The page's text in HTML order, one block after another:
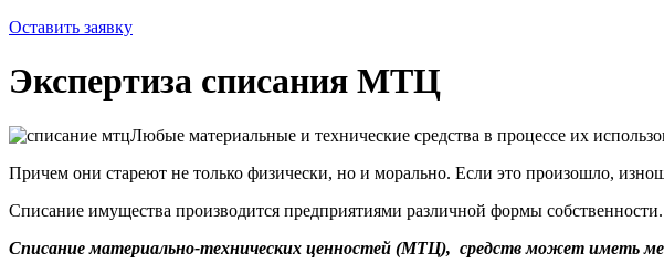
Оставить заявку
Экспертиза списания МТЦ
Любые материальные и технические средства в процессе их
Причем они стареют не только физически, но и морально. Если это произошло,
Списание имущества производится предприятиями различной формы собственности.
Списание материально-технических ценностей (МТЦ), средств может иметь